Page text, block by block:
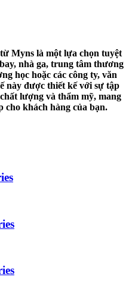
Myns là một lựa chọn tuyệt
nhà ga, trung tâm thương
học hoặc các công ty, văn
này được thiết kế với sự tập
lượng và thẩm mỹ, mang
cho khách hàng của bạn.